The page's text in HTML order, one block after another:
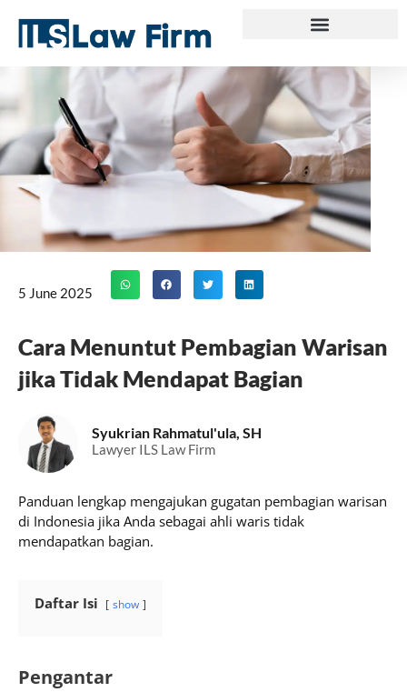
content
5 June 2025
Cara Menuntut Pembagian Warisan
jika Tidak Mendapat Bagian
Syukrian Rahmatul'ula, SH
Lawyer ILS Law Firm
Panduan lengkap mengajukan gugatan pembagian warisan
di Indonesia jika Anda sebagai ahli waris tidak
mendapatkan bagian.
Daftar Isi show
Pengantar